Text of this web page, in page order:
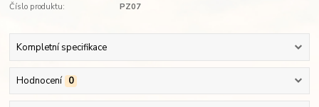
Číslo produktu: PZ07
Kompletní specifikace
Hodnocení 0